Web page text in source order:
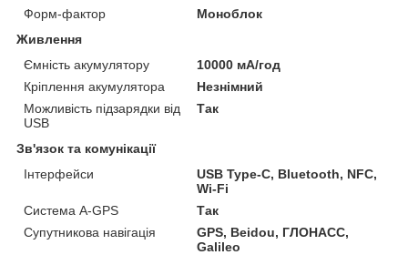
Форм-фактор
Моноблок
Живлення
Ємність акумулятору
10000 мА/год
Кріплення акумулятора
Незнімний
Можливість підзарядки від
USB
Так
Зв'язок та комунікації
Інтерфейси
USB Type-C, Bluetooth, NFC,
Wi-Fi
Система A-GPS
Так
Супутникова навігація
GPS, Beidou, ГЛОНАСС,
Galileo